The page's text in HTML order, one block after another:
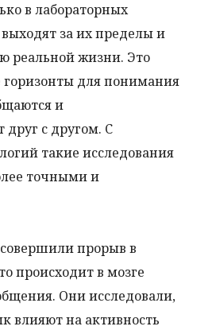
в лабораторных
выходят за их пределы и
реальной жизни. Это
горизонты для понимания
и
друг с другом. С
такие исследования
точными и
прорыв в
происходит в мозге
Они исследовали,
влияют на активность